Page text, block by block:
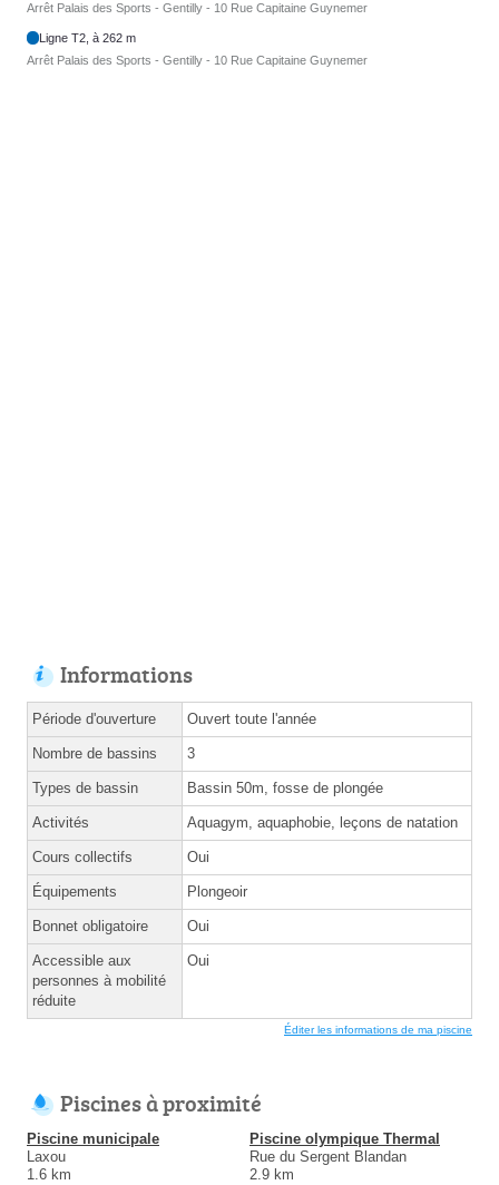
Arrêt Palais des Sports - Gentilly - 10 Rue Capitaine Guynemer
Ligne T2, à 262 m
Arrêt Palais des Sports - Gentilly - 10 Rue Capitaine Guynemer
Informations
Période d'ouverture Ouvert toute l'année
Nombre de bassins 3
Types de bassin Bassin 50m, fosse de plongée
Activités Aquagym, aquaphobie, leçons de natation
Cours collectifs Oui
Équipements Plongeoir
Bonnet obligatoire Oui
Accessible aux
personnes à mobilité
réduite
Oui
Éditer les informations de ma piscine
Piscines à proximité
Piscine municipale
Laxou
1.6 km
Piscine olympique Thermal
Rue du Sergent Blandan
2.9 km